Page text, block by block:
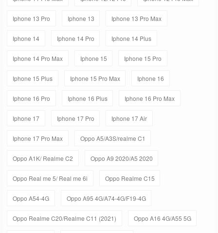
Iphone 13 Pro Iphone 13 Iphone 13 Pro Max
Iphone 14 Iphone 14 Pro Iphone 14 Plus
Iphone 14 Pro Max Iphone 15 Iphone 15 Pro
Iphone 15 Plus Iphone 15 Pro Max Iphone 16
Iphone 16 Pro Iphone 16 Plus Iphone 16 Pro Max
Iphone 17 Iphone 17 Pro Iphone 17 Air
Iphone 17 Pro Max Oppo A5/A3S/realme C1
Oppo A1K/ Realme C2 Oppo A9 2020/A5 2020
Oppo Real me 5/ Real me 6i Oppo Realme C15
Oppo A54-4G Oppo A95 4G/A74-4G/F19-4G
Oppo Realme C20/Realme C11 (2021) Oppo A16 4G/A55 5G